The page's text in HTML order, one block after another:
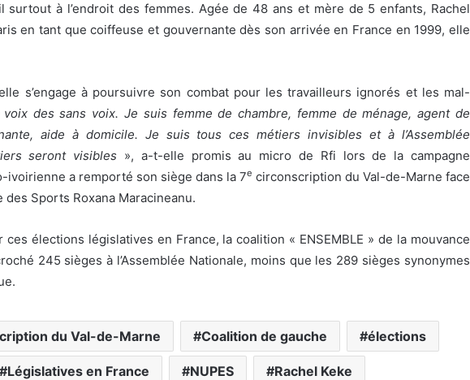
surtout à l’endroit des femmes. Agée de 48 ans et mère de 5 enfants, Rachel
en tant que coiffeuse et gouvernante dès son arrivée en France en 1999, elle
s’engage à poursuivre son combat pour les travailleurs ignorés et les mal-
des sans voix. Je suis femme de chambre, femme de ménage, agent de
aide à domicile. Je suis tous ces métiers invisibles et à l’Assemblée
seront visibles », a-t-elle promis au micro de Rfi lors de la campagne
ivoirienne a remporté son siège dans la 7e circonscription du Val-de-Marne face
des Sports Roxana Maracineanu.
ces élections législatives en France, la coalition « ENSEMBLE » de la mouvance
245 sièges à l’Assemblée Nationale, moins que les 289 sièges synonymes
du Val-de-Marne Coalition de gauche élections
Législatives en France NUPES Rachel Keke